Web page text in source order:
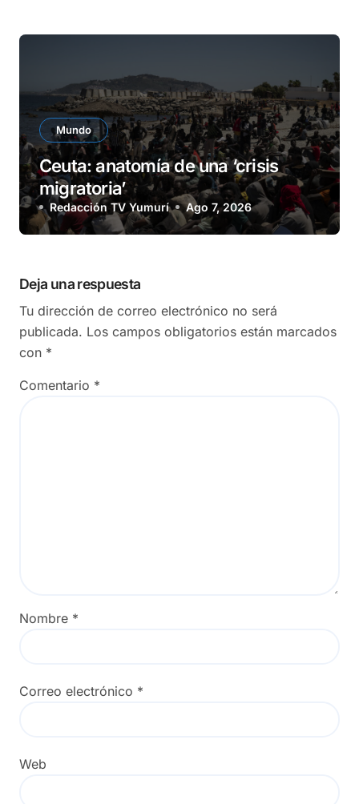
Mundo
Ceuta: anatomía de una ‘crisis
migratoria’
Redacción TV Yumurí Ago 7, 2026
Deja una respuesta
Tu dirección de correo electrónico no será
publicada. Los campos obligatorios están marcados
con *
Comentario *
Nombre *
Correo electrónico *
Web